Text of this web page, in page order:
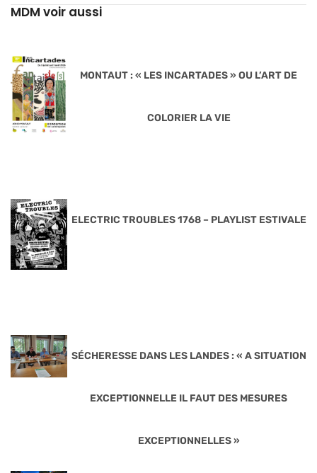
MDM voir aussi
MONTAUT : « LES INCARTADES » OU L’ART DE
COLORIER LA VIE
ELECTRIC TROUBLES 1768 – PLAYLIST ESTIVALE
SÉCHERESSE DANS LES LANDES : « A SITUATION
EXCEPTIONNELLE IL FAUT DES MESURES
EXCEPTIONNELLES »